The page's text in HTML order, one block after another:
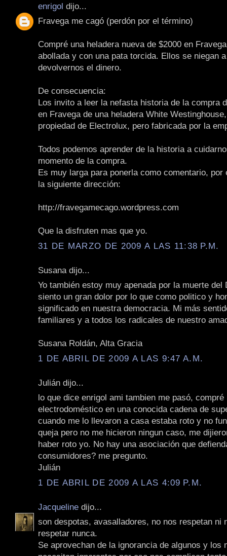
enrigol dijo...
Fravega me cagó (perdón por el término)
Compré una heladera nueva de $2000 en
abollada y con una pata torcida. Ellos se niegan
devolvernos el dinero.
De consecuencia:
Los invito a leer la nefasta historia de la compra
en Fravega de una heladera White
propiedad de Electrolux, pero fabricada por la
Todos podemos aprender de la historia a
momento de la compra.
Es muy larga para ponerla como comentario, por
la siguiente dirección:
http://fravegamecago.wordpress.com
Que la disfruten mas que yo.
31 DE MARZO DE 2009 A LAS 11:38 P.M.
Susana dijo...
Yo también estoy muy apenada por la muerte del
siento un gran dolor por lo que como politico y
significado en nuestra democracia. Mi más
familiares y a todos los radicales de nuestro
Susana Roldán, Alta Gracia
1 DE ABRIL DE 2009 A LAS 9:47 A.M.
Julián dijo...
lo que dice enrigol ami tambien me pasó, compré
electrodoméstico en una conocida cadena de
cuando me lo llevaron a casa estaba roto y no
queja pero no me hicieron ningun caso, me
haber roto yo. No hay una asociación que
consumidores? me pregunto.
Julián
1 DE ABRIL DE 2009 A LAS 4:09 P.M.
Jacqueline dijo...
son despotas, avasalladores, no nos respetan ni
respetar nunca.
Se aprovechan de la ignorancia de algunos y los